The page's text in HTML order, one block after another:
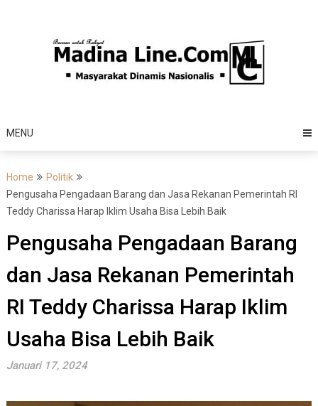
MENU
Home
Politik
Pengusaha Pengadaan Barang dan Jasa Rekanan Pemerintah RI
Teddy Charissa Harap Iklim Usaha Bisa Lebih Baik
Pengusaha Pengadaan Barang
dan Jasa Rekanan Pemerintah
RI Teddy Charissa Harap Iklim
Usaha Bisa Lebih Baik
Januari 17, 2024